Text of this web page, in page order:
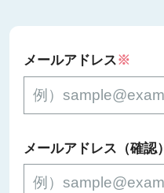
メールアドレス※
メールアドレス（確認）